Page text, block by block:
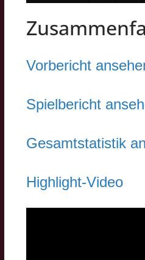
Vorbericht
Spielbericht
Gesamtstatistik
Highlight-Video